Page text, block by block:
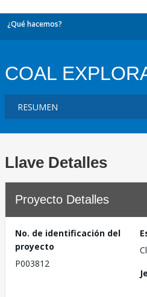
¿Qué hacemos?
COAL
Llave Detalles
Proyecto Detalles
No. de identificación del
proyecto
P003812